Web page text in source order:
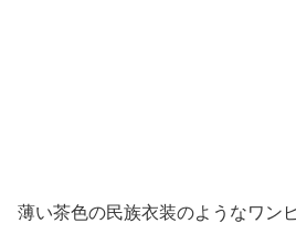
薄い茶色の民族衣装のようなワン